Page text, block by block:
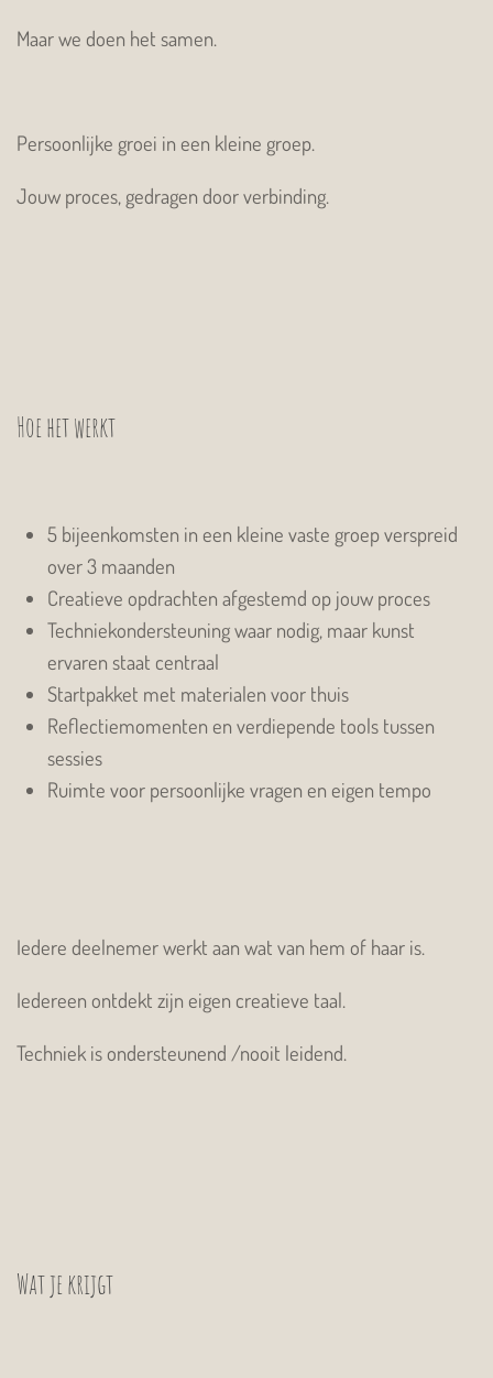
Maar we doen het samen.
Persoonlijke groei in een kleine groep.
Jouw proces, gedragen door verbinding.
Hoe het werkt
5 bijeenkomsten in een kleine vaste groep verspreid
over 3 maanden
Creatieve opdrachten afgestemd op jouw proces
Techniekondersteuning waar nodig, maar kunst
ervaren staat centraal
Startpakket met materialen voor thuis
Reflectiemomenten en verdiepende tools tussen
sessies
Ruimte voor persoonlijke vragen en eigen tempo
Iedere deelnemer werkt aan wat van hem of haar is.
Iedereen ontdekt zijn eigen creatieve taal.
Techniek is ondersteunend /nooit leidend.
Wat je krijgt